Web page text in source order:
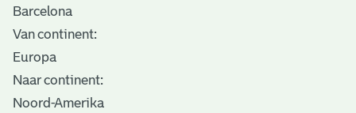
Barcelona
Van continent:
Europa
Naar continent:
Noord-Amerika